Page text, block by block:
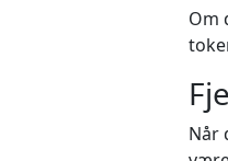
Om
Når